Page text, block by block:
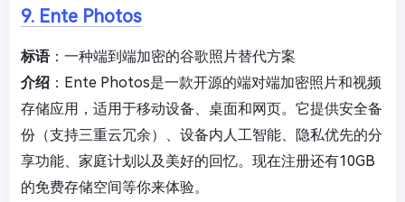
9. Ente Photos
标语：一种端到端加密的谷歌照片替代方案
介绍 ：Ente Photos是一款开源的端对端加密照片和视频
存储应用，适用于移动设备、桌面和网页。它提供安全备
份（支持三重云冗余）、设备内人工智能、隐私优先的分
享功能、家庭计划以及美好的回忆。现在注册还有10GB
的免费存储空间等你来体验。